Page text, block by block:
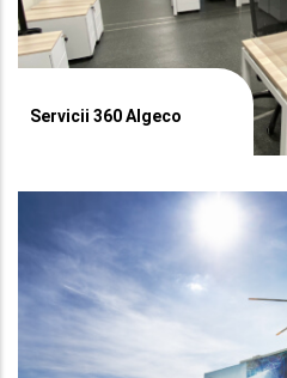
Servicii 360 Algeco